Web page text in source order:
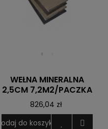
WEŁNA MINERALNA
2,5CM 7,2M2/PACZKA
826,04 zł
Dodaj do koszyka